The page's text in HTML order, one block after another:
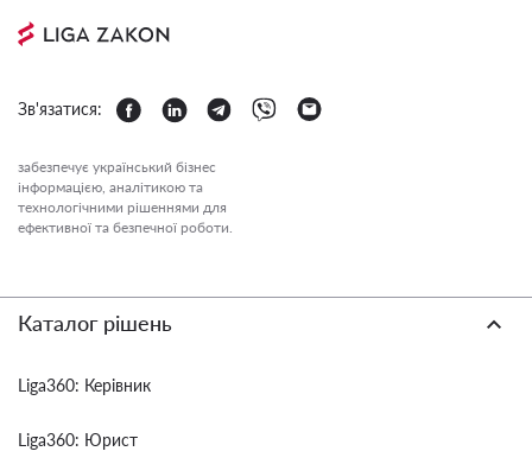
Зв'язатися:
забезпечує український бізнес
інформацією, аналітикою та
технологічними рішеннями для
ефективної та безпечної роботи.
Каталог рішень
Liga360: Керівник
Liga360: Юрист